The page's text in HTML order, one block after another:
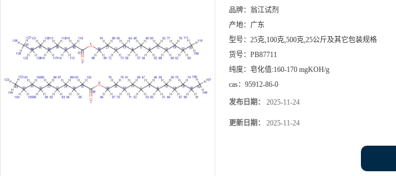
品牌： 翁江试剂
产地： 广东
型号： 25克,100克,500克,25公斤及其它包装规格
货号： PB87711
纯度： 皂化值:160-170 mgKOH/g
cas： 95912-86-0
发布日期： 2025-11-24
更新日期： 2025-11-24